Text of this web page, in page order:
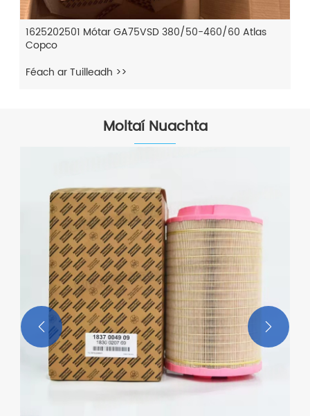
1625202501 Mótar GA75VSD 380/50-460/60 Atlas
Copco
Féach ar Tuilleadh >>
Moltaí Nuachta
 